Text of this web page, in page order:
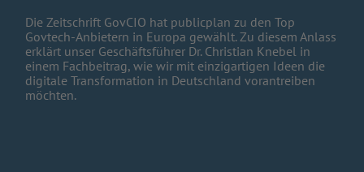
Die Zeitschrift GovCIO hat publicplan zu den Top
Govtech-Anbietern in Europa gewählt. Zu diesem Anlass
erklärt unser Geschäftsführer Dr. Christian Knebel in
einem Fachbeitrag, wie wir mit einzigartigen Ideen die
digitale Transformation in Deutschland vorantreiben
möchten.